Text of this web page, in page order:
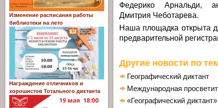
Федерико Арнальди,
Дмитрия Чеботарева.
Наша площадка открыта
предварительной
Другие новости по
Географический диктант
Международная
«Географический
Изменение расписания работы
библиотеки на лето
Награждение отличников и
хорошистов Тотального диктанта